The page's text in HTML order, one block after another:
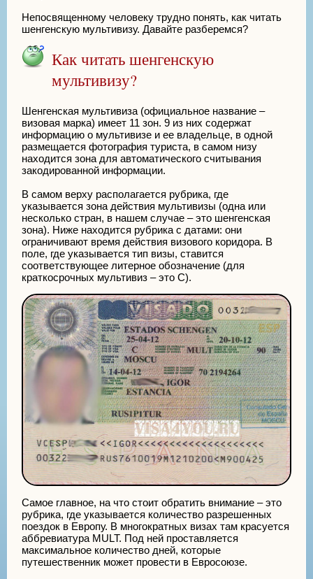
Непосвященному человеку трудно понять, как читать
шенгенскую мультивизу. Давайте разберемся?
Как читать шенгенскую
мультивизу?
Шенгенская мультивиза (официальное название –
визовая марка) имеет 11 зон. 9 из них содержат
информацию о мультивизе и ее владельце, в одной
размещается фотография туриста, в самом низу
находится зона для автоматического считывания
закодированной информации.
В самом верху располагается рубрика, где
указывается зона действия мультивизы (одна или
несколько стран, в нашем случае – это шенгенская
зона). Ниже находится рубрика с датами: они
ограничивают время действия визового коридора. В
поле, где указывается тип визы, ставится
соответствующее литерное обозначение (для
краткосрочных мультивиз – это С).
Самое главное, на что стоит обратить внимание – это
рубрика, где указывается количество разрешенных
поездок в Европу. В многократных визах там красуется
аббревиатура MULT. Под ней проставляется
максимальное количество дней, которые
путешественник может провести в Евросоюзе.